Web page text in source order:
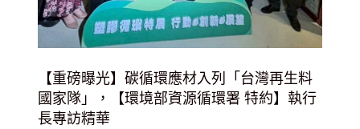
【重磅曝光】碳循環應材入列「台灣再生料
國家隊」，【環境部資源循環署 特約】執行
長專訪精華